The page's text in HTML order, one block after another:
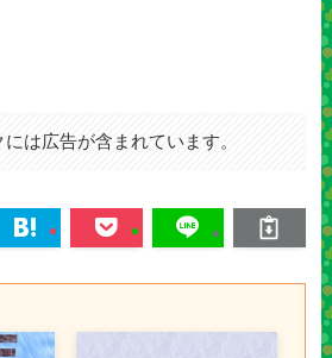
は広告が含まれています。